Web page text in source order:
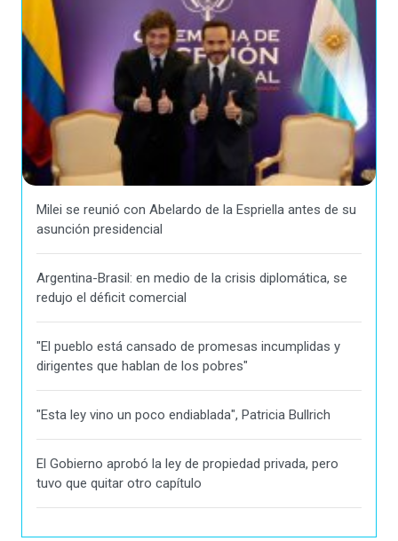
Milei se reunió con Abelardo de la Espriella antes de su
asunción presidencial
Argentina-Brasil: en medio de la crisis diplomática, se
redujo el déficit comercial
"El pueblo está cansado de promesas incumplidas y
dirigentes que hablan de los pobres"
"Esta ley vino un poco endiablada", Patricia Bullrich
El Gobierno aprobó la ley de propiedad privada, pero
tuvo que quitar otro capítulo